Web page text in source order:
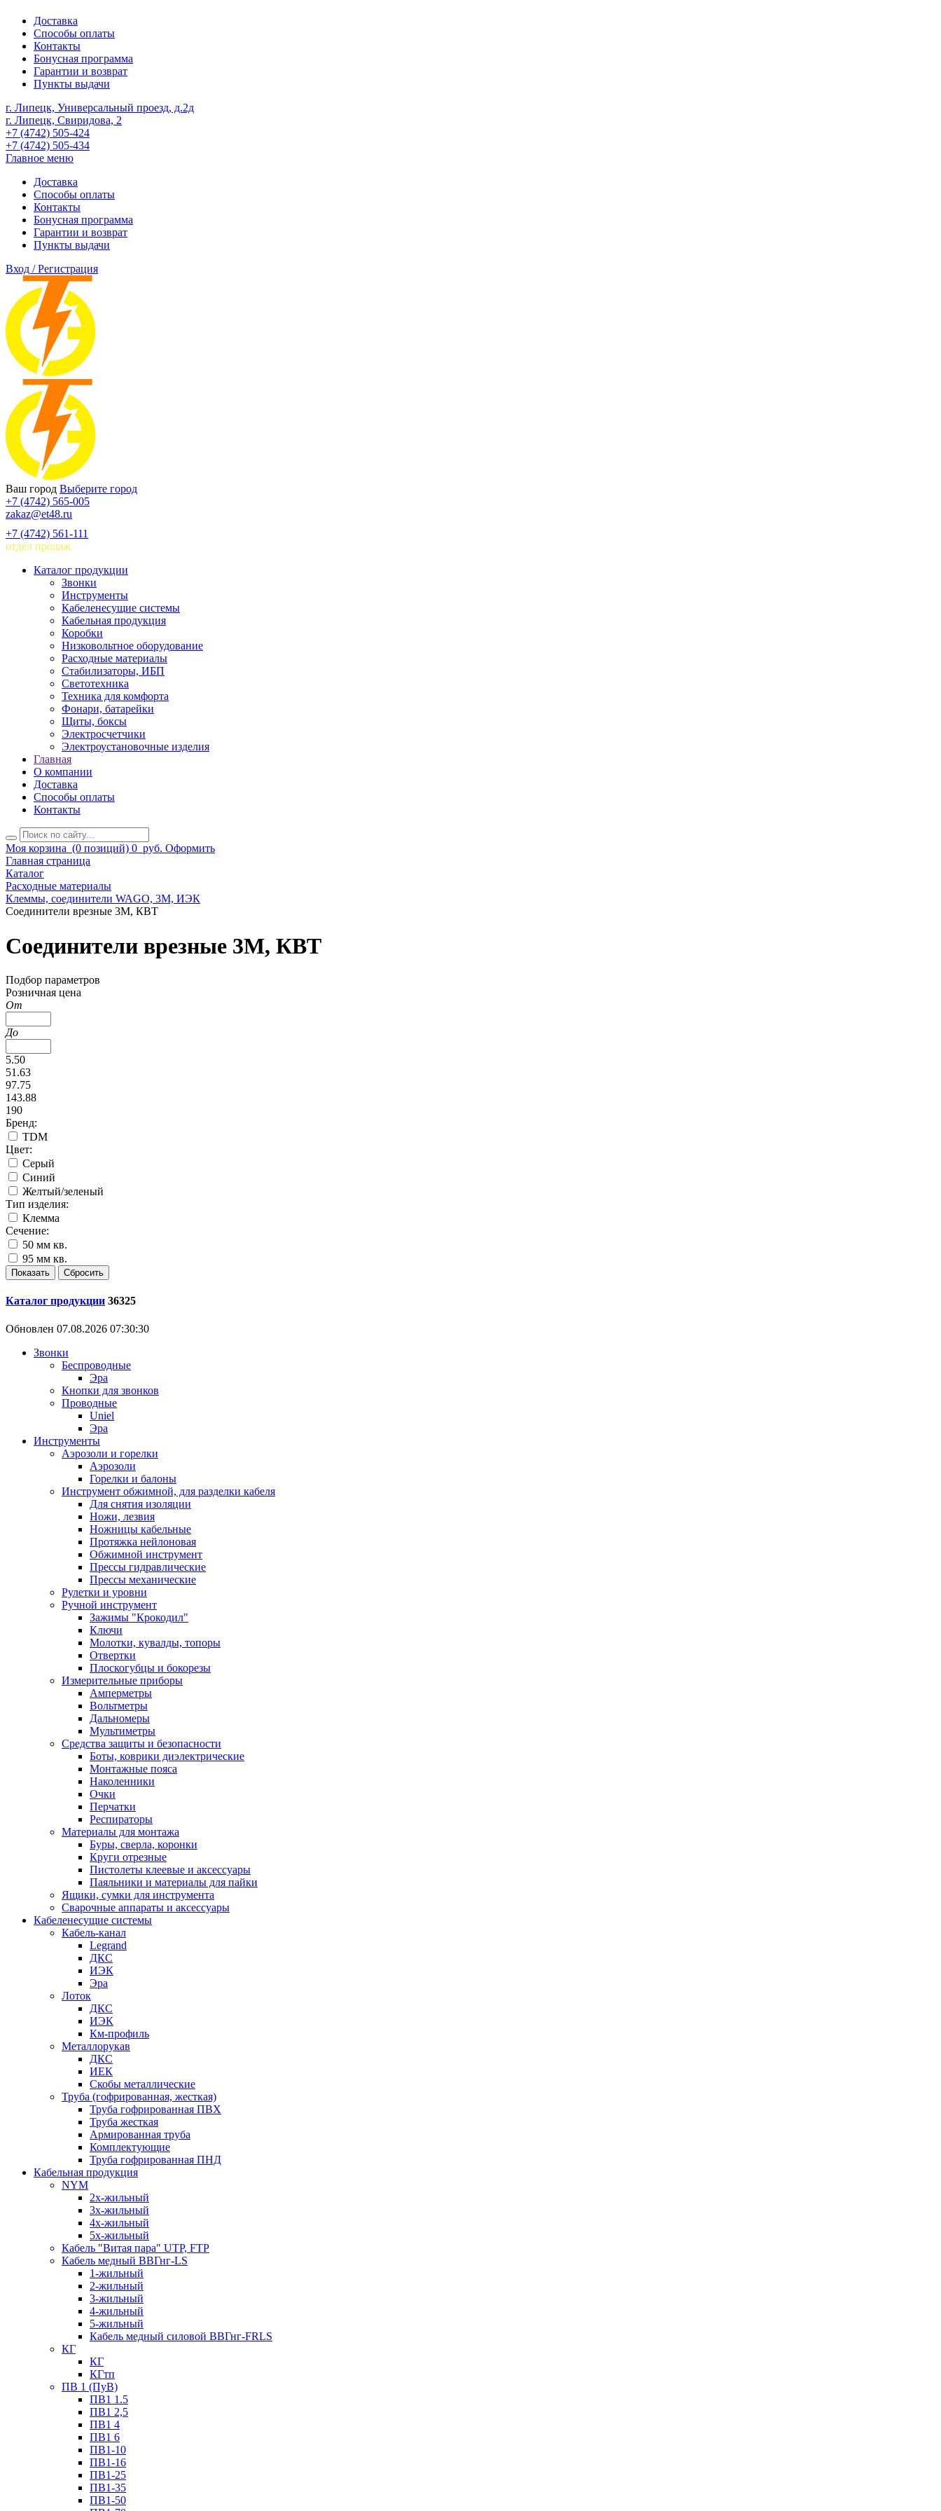
Доставка
Способы оплаты
Контакты
Бонусная программа
Гарантии и возврат
Пункты выдачи
г. Липецк, Универсальный проезд, д.2д
г. Липецк, Свиридова, 2
+7 (4742) 505-424
+7 (4742) 505-434
Главное меню
Доставка
Способы оплаты
Контакты
Бонусная программа
Гарантии и возврат
Пункты выдачи
Вход / Регистрация
Ваш город Выберите город
+7 (4742) 565-005
zakaz@et48.ru
+7 (4742) 561-111
отдел продаж
Каталог продукции
Звонки
Инструменты
Кабеленесущие системы
Кабельная продукция
Коробки
Низковольтное оборудование
Расходные материалы
Стабилизаторы, ИБП
Светотехника
Техника для комфорта
Фонари, батарейки
Щиты, боксы
Электросчетчики
Электроустановочные изделия
Главная
О компании
Доставка
Способы оплаты
Контакты
Моя корзина (0 позиций) 0 руб. Оформить
Главная страница
Каталог
Расходные материалы
Клеммы, соединители WAGO, 3M, ИЭК
Соединители врезные 3M, КВТ
Соединители врезные 3M, КВТ
Подбор параметров
Розничная цена
От
До
5.50
51.63
97.75
143.88
190
Бренд:
TDM
Цвет:
Серый
Синий
Желтый/зеленый
Тип изделия:
Клемма
Сечение:
50 мм кв.
95 мм кв.
Каталог продукции 36325
Обновлен 07.08.2026 07:30:30
Звонки
Беспроводные
Эра
Кнопки для звонков
Проводные
Uniel
Эра
Инструменты
Аэрозоли и горелки
Аэрозоли
Горелки и балоны
Инструмент обжимной, для разделки кабеля
Для снятия изоляции
Ножи, лезвия
Ножницы кабельные
Протяжка нейлоновая
Обжимной инструмент
Прессы гидравлические
Прессы механические
Рулетки и уровни
Ручной инструмент
Зажимы "Крокодил"
Ключи
Молотки, кувалды, топоры
Отвертки
Плоскогубцы и бокорезы
Измерительные приборы
Амперметры
Вольтметры
Дальномеры
Мультиметры
Средства защиты и безопасности
Боты, коврики диэлектрические
Монтажные пояса
Наколенники
Очки
Перчатки
Респираторы
Материалы для монтажа
Буры, сверла, коронки
Круги отрезные
Пистолеты клеевые и аксессуары
Паяльники и материалы для пайки
Ящики, сумки для инструмента
Сварочные аппараты и аксессуары
Кабеленесущие системы
Кабель-канал
Legrand
ДКС
ИЭК
Эра
Лоток
ДКС
ИЭК
Км-профиль
Металлорукав
ДКС
ИЕК
Скобы металлические
Труба (гофрированная, жесткая)
Труба гофрированная ПВХ
Труба жесткая
Армированная труба
Комплектующие
Труба гофрированная ПНД
Кабельная продукция
NYM
2х-жильный
3х-жильный
4х-жильный
5х-жильный
Кабель "Витая пара" UTP, FTP
Кабель медный ВВГнг-LS
1-жильный
2-жильный
3-жильный
4-жильный
5-жильный
Кабель медный силовой ВВГнг-FRLS
КГ
КГ
КГтп
ПВ 1 (ПуВ)
ПВ1 1.5
ПВ1 2,5
ПВ1 4
ПВ1 6
ПВ1-10
ПВ1-16
ПВ1-25
ПВ1-35
ПВ1-50